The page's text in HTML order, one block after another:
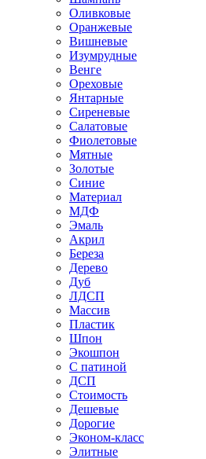
Оливковые
Оранжевые
Вишневые
Изумрудные
Венге
Ореховые
Янтарные
Сиреневые
Салатовые
Фиолетовые
Мятные
Золотые
Синие
Материал
МДФ
Эмаль
Акрил
Береза
Дерево
Дуб
ЛДСП
Массив
Пластик
Шпон
Экошпон
С патиной
ДСП
Стоимость
Дешевые
Дорогие
Эконом-класс
Элитные